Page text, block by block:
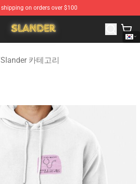
shipping on orders over $100
Slander Merchandise Store
Slander 카테고리